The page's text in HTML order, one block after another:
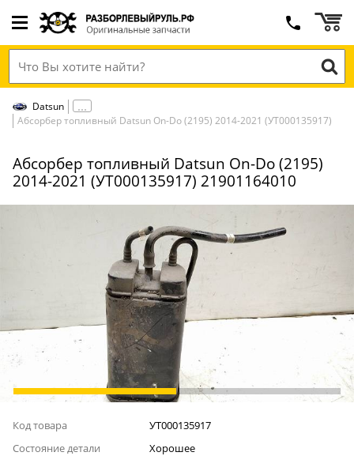
Datsun
Абсорбер топливный Datsun On-Do (2195) 2014-2021 (УТ000135917)
Абсорбер топливный Datsun On-Do (2195)
2014-2021 (УТ000135917) 21901164010
Код товара
УТ000135917
Состояние детали
Хорошее